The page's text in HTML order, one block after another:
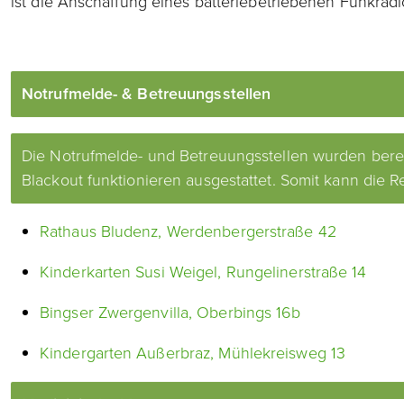
Notrufmelde- & Betreuungsstellen
Die Notrufmelde- und Betreuungsstellen wurden
Blackout funktionieren ausgestattet. Somit kann die
Rathaus Bludenz, Werdenbergerstraße 42
Kinderkarten Susi Weigel, Rungelinerstraße 14
Bingser Zwergenvilla, Oberbings 16b
Kindergarten Außerbraz, Mühlekreisweg 13